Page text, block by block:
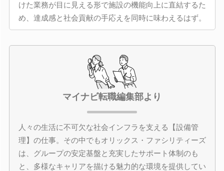
けた業務が目に見える形で施設の機能向上に直結するた
め、達成感と社会貢献の手応えを同時に味わえるはず。
マイナビ転職編集部より
人々の生活に不可欠な社会インフラを支える【設備管
理】の仕事。その中でもオリックス・ファシリティーズ
は、グループの安定基盤と充実したサポート体制のも
と、多様なキャリアを描ける魅力的な環境を提供してい